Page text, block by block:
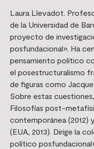
Laura Llevadot.
de la Universidad de
proyecto de
posfundacional». Ha
pensamiento político
el posestructuralismo
de figuras como
Sobre estas
Filosofías post-
contemporánea (2012)
(EUA, 2013). Dirige la
político